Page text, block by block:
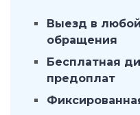
Выезд в
обращения
Бесплатная
предоплат